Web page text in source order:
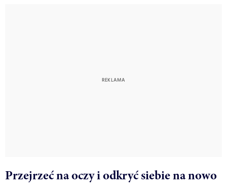
Przejrzeć na oczy i odkryć siebie na nowo